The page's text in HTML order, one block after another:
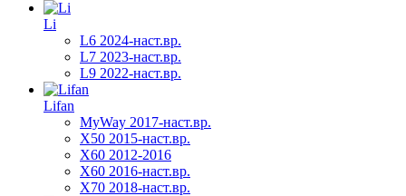
Li
L6 2024-наст.вр.
L7 2023-наст.вр.
L9 2022-наст.вр.
Lifan
MyWay 2017-наст.вр.
X50 2015-наст.вр.
X60 2012-2016
X60 2016-наст.вр.
X70 2018-наст.вр.